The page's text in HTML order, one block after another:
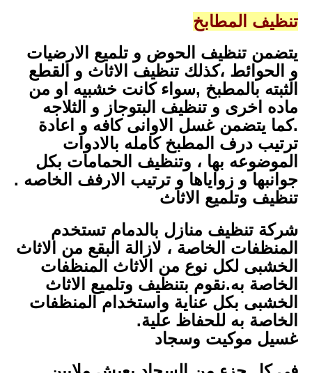
تنظيف المطابخ
يتضمن تنظيف الحوض و تلميع الارضيات
و الحوائط ،كذلك تنظيف الاثاث و القطع
الثبته بالمطبخ ,سواء كانت خشبيه او من
ماده اخرى و تنظيف البتوجاز و الثلاجه
.كما يتضمن غسل الاوانى كافه و اعادة
ترتيب درف المطبخ كامله بالادوات
الموضوعه بها ، وتنظيف الحمامات بكل
جوانبها و زواياها و ترتيب الارفف الخاصه .
تنظيف وتلميع الاثاث
شركة تنظيف منازل بالدمام تستخدم
المنظفات الخاصة ، لازالة البقع من الاثاث
الخشبى لكل نوع من الاثاث المنظفات
الخاصة به.نقوم بتنظيف وتلميع الاثاث
الخشبى بكل عناية واستخدام المنظفات
الخاصة به للحفاظ علية.
غسيل موكيت وسجاد